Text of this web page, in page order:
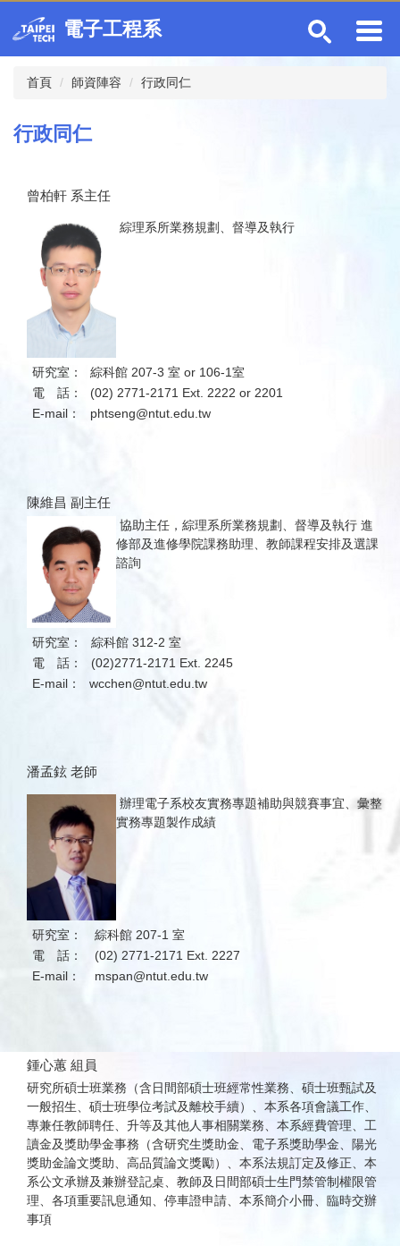
到
區
電子工程系
首頁 師資陣容 行政同仁
行政同仁
曾柏軒 系主任
綜理系所業務規劃、督導及執行
研究室：
綜科館 207-3 室 or 106-1室
電 話：
(02) 2771-2171 Ext. 2222 or 2201
E-mail：
phtseng@ntut.edu.tw
陳維昌 副主任
協助主任，綜理系所業務規劃、督導及執行 進
修部及進修學院課務助理、教師課程安排及選課
諮詢
研究室：
綜科館 312-2 室
電 話：
(02)2771-2171 Ext. 2245
E-mail：
wcchen@ntut.edu.tw
潘孟鉉 老師
辦理電子系校友實務專題補助與競賽事宜、彙整
實務專題製作成績
研究室：
綜科館 207-1 室
電 話：
(02) 2771-2171 Ext. 2227
E-mail：
mspan@ntut.edu.tw
鍾心蕙 組員
研究所碩士班業務（含日間部碩士班經常性業務、碩士班甄試及
一般招生、碩士班學位考試及離校手續）、本系各項會議工作、
專兼任教師聘任、升等及其他人事相關業務、本系經費管理、工
讀金及獎助學金事務（含研究生獎助金、電子系獎助學金、陽光
獎助金論文獎助、高品質論文獎勵）、本系法規訂定及修正、本
系公文承辦及兼辦登記桌、教師及日間部碩士生門禁管制權限管
理、各項重要訊息通知、停車證申請、本系簡介小冊、臨時交辦
事項